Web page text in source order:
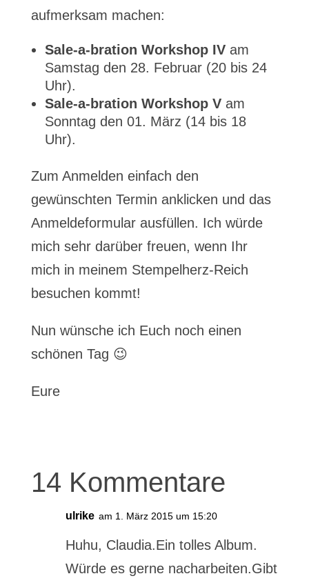
aufmerksam machen:
Sale-a-bration Workshop IVam
Samstag den 28. Februar (20 bis 24
Uhr).
Sale-a-bration Workshop Vam
Sonntag den 01. März (14 bis 18
Uhr).
Zum Anmelden einfach den
gewünschten Termin anklicken und das
Anmeldeformular ausfüllen. Ich würde
mich sehr darüber freuen, wenn Ihr
mich in meinem Stempelherz-Reich
besuchen kommt!
Nun wünsche ich Euch noch einen
schönen Tag 😉
Eure
14 Kommentare
ulrike am 1. März 2015 um 15:20
Huhu, Claudia.Ein tolles Album.
Würde es gerne nacharbeiten.Gibt